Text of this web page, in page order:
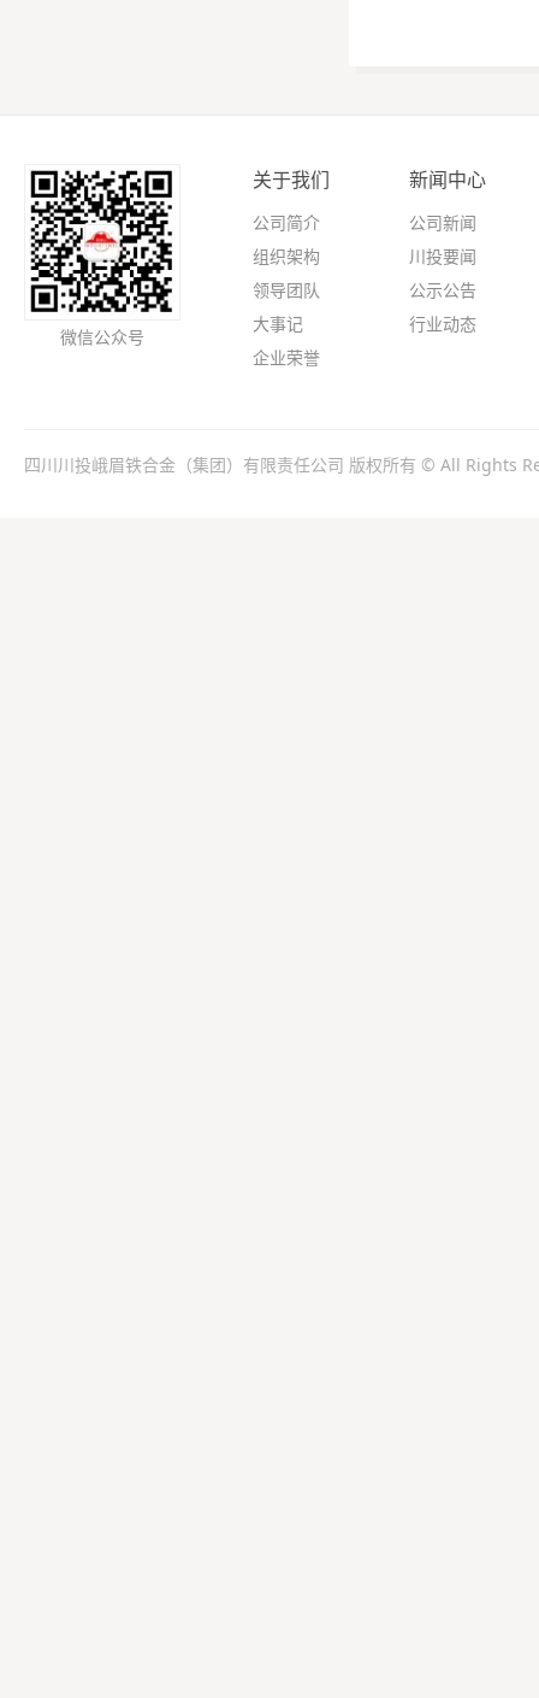
微信公众号
关于我们
公司简介
组织架构
领导团队
大事记
企业荣誉
新闻中心
公司新闻
川投要闻
公示公告
行业动态
四川川投峨眉铁合金（集团）有限责任公司 版权所有 © All Rights